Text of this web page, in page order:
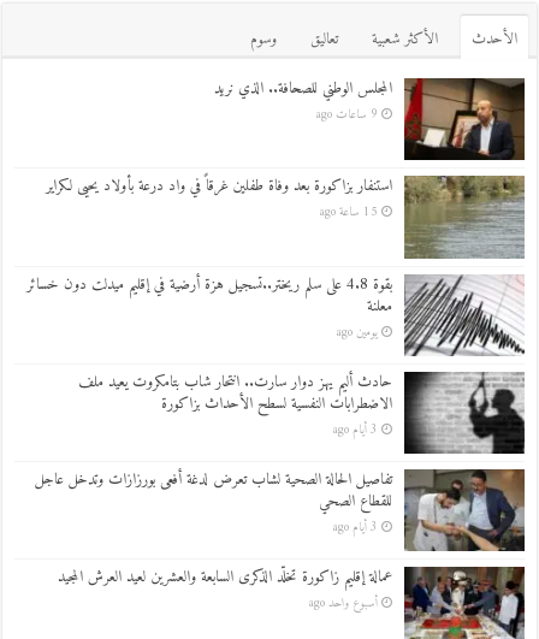
اﻷحدث اﻷكثر شعبية تعاليق
وسوم
المجلس الوطني للصحافة.. الذي نريد
9 ساعات ago
استنفار بزاكورة بعد وفاة طفلين غرقاً في واد درعة بأولاد يحيى لكراير
15 ساعة ago
بقوة 4.8 على سلم ريختر..تسجيل هزة أرضية في إقليم ميدلت دون خسائر
معلنة
يومين ago
حادث أليم يهز دوار سارت.. انتحار شاب بتامكروت يعيد ملف
الاضطرابات النفسية لسطح الأحداث بزاكورة
3 أيام ago
تفاصيل الحالة الصحية لشاب تعرض لدغة أفعى بورزازات وتدخل عاجل
للقطاع الصحي
3 أيام ago
عمالة إقليم زاكورة تخلّد الذكرى السابعة والعشرين لعيد العرش المجيد
أسبوع واحد ago